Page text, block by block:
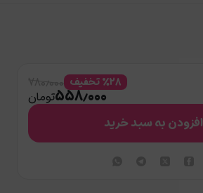
%۲۸ تخفیف
۵۵۸٫۰۰۰تومان
افزودن به سبد خرید